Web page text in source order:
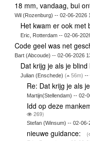
18 mm, vandaag, bui
Wil (Rozenburg) -- 02-06-2026
Het kwam er ook met
Eric, Rotterdam -- 02-06-
Code geel was net
Bart (Abcoude) -- 02-06-2026
Dat krijg je als je
Julian (Enschede)( 56m) --
Re: Dat krijg je als
Martijn(Stellendam) -- 02-
Idd op deze
269)
Stefan (Winsum) -- 02-06-
nieuwe guidance: (